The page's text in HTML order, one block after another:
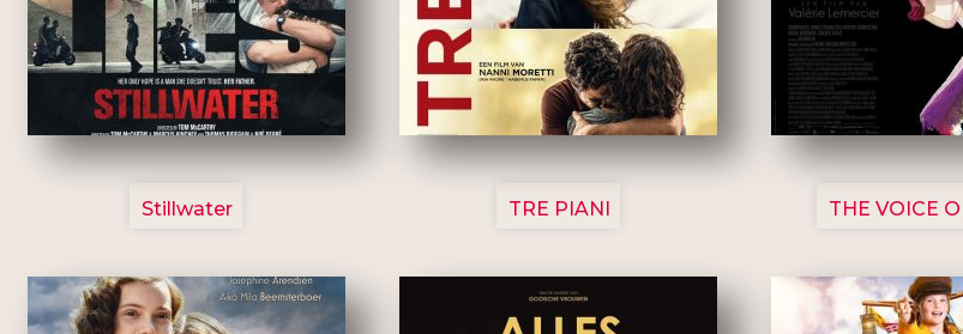
3123
Stillwater
3129
TRE PIANI
3135
THE VOICE